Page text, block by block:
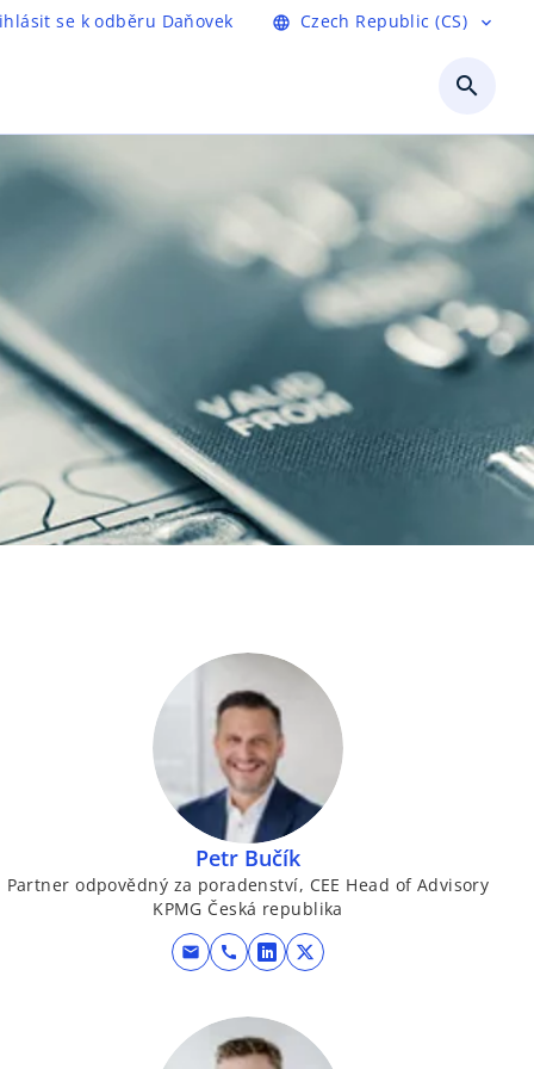
se k odběru Daňovek language Czech Republic (CS) expand_more
search
Petr Bučík
Partner odpovědný za poradenství, CEE Head of Advisory
KPMG Česká republika
mail call
o
e
n
o
n